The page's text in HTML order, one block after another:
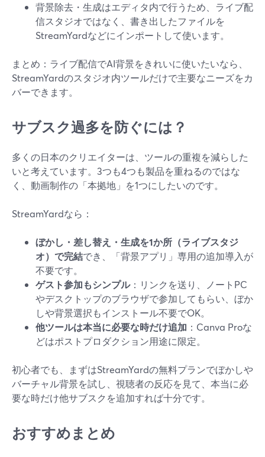
背景除去・生成はエディタ内で行うため、ライブ配
信スタジオではなく、書き出したファイルを
StreamYardなどにインポートして使います。
まとめ：ライブ配信でAI背景をきれいに使いたいなら、
StreamYardのスタジオ内ツールだけで主要なニーズをカ
バーできます。
サブスク過多を防ぐには？
多くの日本のクリエイターは、ツールの重複を減らした
いと考えています。3つも4つも製品を重ねるのではな
く、動画制作の「本拠地」を1つにしたいのです。
StreamYardなら：
ぼかし・差し替え・生成を1か所（ライブスタジ
オ）で完結でき、「背景アプリ」専用の追加導入が
不要です。
ゲスト参加もシンプル：リンクを送り、ノートPC
やデスクトップのブラウザで参加してもらい、ぼか
しや背景選択もインストール不要でOK。
他ツールは本当に必要な時だけ追加 ：Canva Proな
どはポストプロダクション用途に限定。
初心者でも、まずはStreamYardの無料プランでぼかしや
バーチャル背景を試し、視聴者の反応を見て、本当に必
要な時だけ他サブスクを追加すれば十分です。
おすすめまとめ